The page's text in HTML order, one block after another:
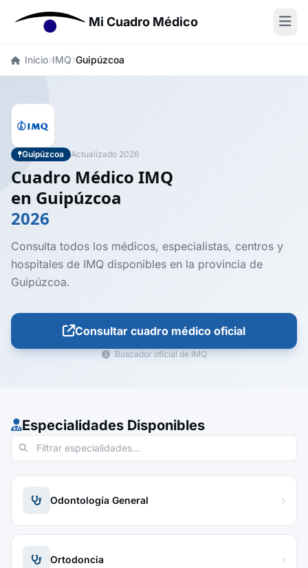
Mi Cuadro Médico
Inicio IMQ Guipúzcoa
Guipúzcoa Actualizado 2026
Cuadro Médico IMQ
en Guipúzcoa
2026
Consulta todos los médicos, especialistas, centros y
hospitales de IMQ disponibles en la provincia de
Guipúzcoa.
Consultar cuadro médico oficial
Buscador oficial de IMQ
Especialidades Disponibles
Odontología General
Ortodoncia